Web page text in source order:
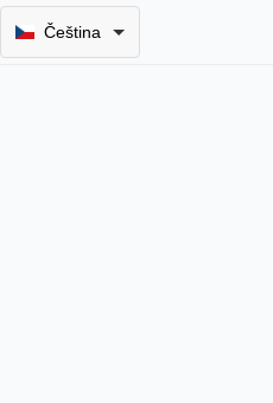
Čeština